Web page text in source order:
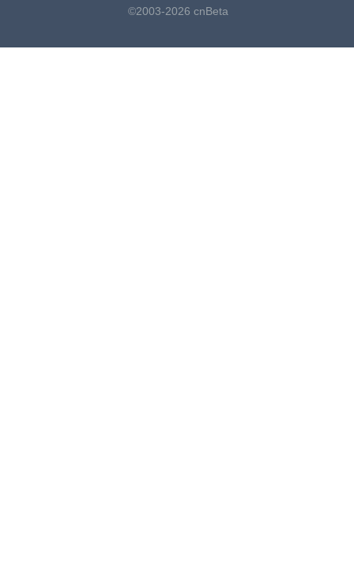
©2003-2026 cnBeta